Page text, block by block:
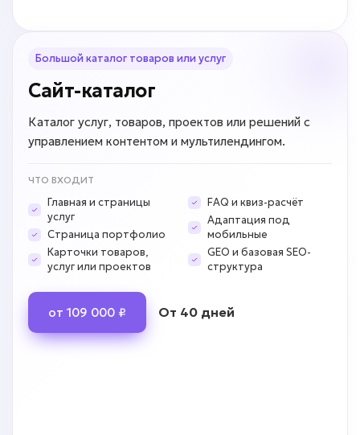
Большой каталог товаров или услуг
Сайт-каталог
Каталог услуг, товаров, проектов или решений с
управлением контентом и мультилендингом.
ЧТО ВХОДИТ
Главная и страницы
услуг
Страница портфолио
Карточки товаров,
услуг или проектов
FAQ и квиз-расчёт
Адаптация под
мобильные
GEO и базовая SEO-
структура
от 109 000 ₽ От 40 дней